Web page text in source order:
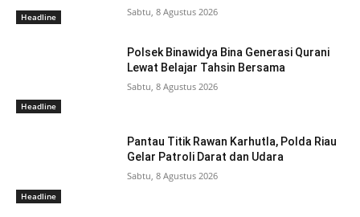
Headline Sabtu, 8 Agustus 2026
Headline
Polsek Binawidya Bina Generasi Qurani
Lewat Belajar Tahsin Bersama
Sabtu, 8 Agustus 2026
Headline
Pantau Titik Rawan Karhutla, Polda Riau
Gelar Patroli Darat dan Udara
Sabtu, 8 Agustus 2026